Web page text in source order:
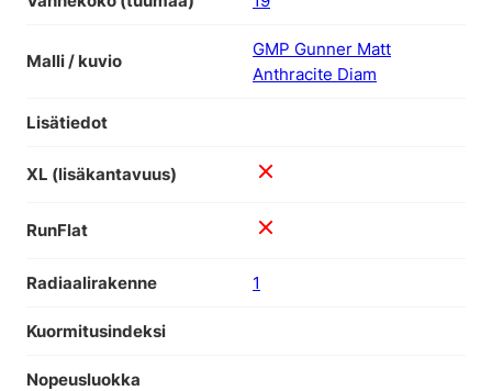
Malli / kuvio
GMP Gunner Matt
Anthracite Diam
Lisätiedot
XL (lisäkantavuus)
RunFlat
Radiaalirakenne 1
Kuormitusindeksi
Nopeusluokka